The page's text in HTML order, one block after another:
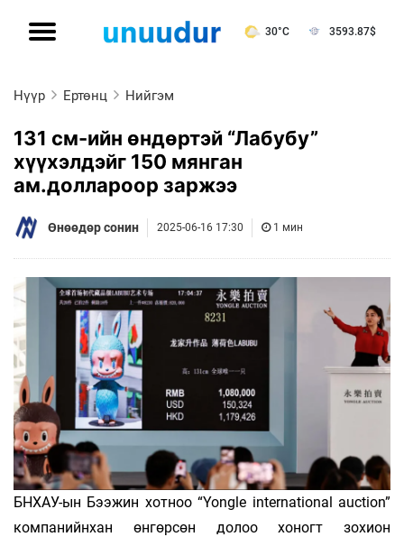
30°C 3593.87$
Нүүр Ертөнц Нийгэм
131 см-ийн өндөртэй “Лабубу”
хүүхэлдэйг 150 мянган
ам.доллароор заржээ
Өнөөдөр сонин 2025-06-16 17:30 1 мин
БНХАУ-ын Бээжин хотноо “Yongle international auction”
компанийнхан өнгөрсөн долоо хоногт зохион